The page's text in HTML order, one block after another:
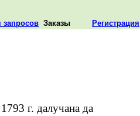
запросов Заказы Регистрация
г. далучана да